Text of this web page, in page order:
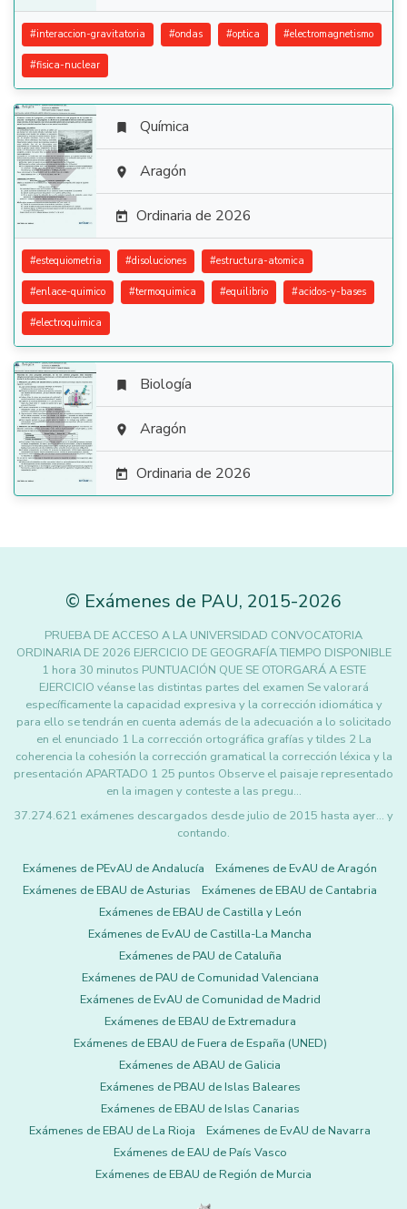
#interaccion-gravitatoria #ondas #optica #electromagnetismo
#fisica-nuclear

 Química
 Aragón
 Ordinaria de 2026
#estequiometria #disoluciones #estructura-atomica
#enlace-quimico #termoquimica #equilibrio #acidos-y-bases
#electroquimica

 Biología
 Aragón
 Ordinaria de 2026
© Exámenes de PAU, 2015-2026
PRUEBA DE ACCESO A LA UNIVERSIDAD CONVOCATORIA
ORDINARIA DE 2026 EJERCICIO DE GEOGRAFÍA TIEMPO DISPONIBLE
1 hora 30 minutos PUNTUACIÓN QUE SE OTORGARÁ A ESTE
EJERCICIO véanse las distintas partes del examen Se valorará
específicamente la capacidad expresiva y la corrección idiomática y
para ello se tendrán en cuenta además de la adecuación a lo solicitado
en el enunciado 1 La corrección ortográfica grafías y tildes 2 La
coherencia la cohesión la corrección gramatical la corrección léxica y la
presentación APARTADO 1 25 puntos Observe el paisaje representado
en la imagen y conteste a las pregu…
37.274.621 exámenes descargados desde julio de 2015 hasta ayer... y
contando.
Exámenes de PEvAU de Andalucía
Exámenes de EvAU de Aragón
Exámenes de EBAU de Asturias
Exámenes de EBAU de Cantabria
Exámenes de EBAU de Castilla y León
Exámenes de EvAU de Castilla-La Mancha
Exámenes de PAU de Cataluña
Exámenes de PAU de Comunidad Valenciana
Exámenes de EvAU de Comunidad de Madrid
Exámenes de EBAU de Extremadura
Exámenes de EBAU de Fuera de España (UNED)
Exámenes de ABAU de Galicia
Exámenes de PBAU de Islas Baleares
Exámenes de EBAU de Islas Canarias
Exámenes de EBAU de La Rioja
Exámenes de EvAU de Navarra
Exámenes de EAU de País Vasco
Exámenes de EBAU de Región de Murcia